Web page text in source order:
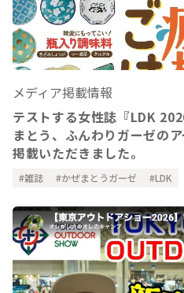
メディア掲載情報
テストする女性誌『LDK
まとう、ふんわりガーゼの
掲載いただきました。
雑誌 かぜまとうガーゼ LDK